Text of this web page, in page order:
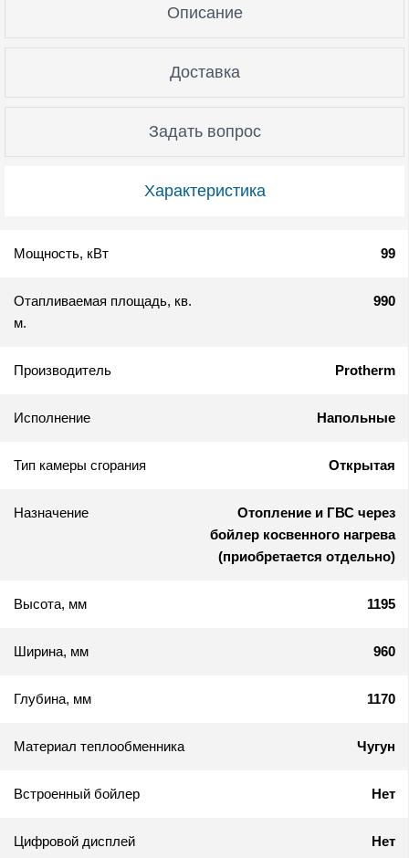
Характеристика
Описание
Доставка
Задать вопрос
Мощность, кВт 99
Отапливаемая площадь, кв.
м.
990
Производитель Protherm
Исполнение Напольные
Тип камеры сгорания Открытая
Назначение
Отопление и ГВС через
бойлер косвенного нагрева
(приобретается отдельно)
Высота, мм 1195
Ширина, мм 960
Глубина, мм 1170
Материал теплообменника Чугун
Встроенный бойлер Нет
Цифровой дисплей Нет